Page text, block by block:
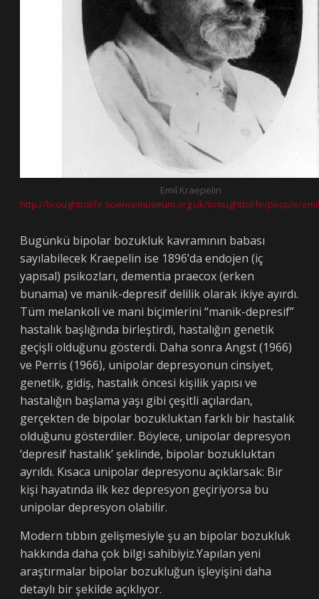
Emil Kraepelin
http://broughttolife.sciencemuseum.org.uk/broughttolife/people/
Bugünkü bipolar bozukluk kavramının babası
sayılabilecek Kraepelin ise 1896’da endojen (iç
yapısal) psikozları, dementia praecox (erken
bunama) ve manik-depresif delilik olarak ikiye ayırdı.
Tüm melankoli ve mani biçimlerini “manik-depresif”
hastalık başlığında birleştirdi, hastalığın genetik
geçişli olduğunu gösterdi. Daha sonra Angst (1966)
ve Perris (1966), unipolar depresyonun cinsiyet,
genetik, gidiş, hastalık öncesi kişilik yapısı ve
hastalığın başlama yaşı gibi çeşitli açılardan,
gerçekten de bipolar bozukluktan farklı bir hastalık
olduğunu gösterdiler. Böylece, unipolar depresyon
‘depresif hastalık’ şeklinde, bipolar bozukluktan
ayrıldı. Kısaca unipolar depresyonu açıklarsak: Bir
kişi hayatında ilk kez depresyon geçiriyorsa bu
unipolar depresyon olabilir.
Modern tıbbın gelişmesiyle şu an bipolar bozukluk
hakkında daha çok bilgi sahibiyiz.Yapılan yeni
araştırmalar bipolar bozukluğun işleyişini daha
detaylı bir şekilde açıklıyor.